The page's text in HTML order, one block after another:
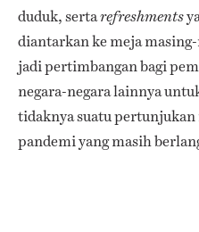
duduk, sertarefreshments
diantarkan ke meja
jadi pertimbangan bagi
negara-negara lainnya
tidaknya suatu
pandemi yang masih